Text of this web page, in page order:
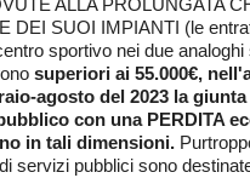
ALLA PROLUNGATA
DEI SUOI IMPIANTI (le
sportivo nei due analoghi
superiori ai 55.000€,
agosto del 2023 la
con una PERDITA
in tali dimensioni.
servizi pubblici sono